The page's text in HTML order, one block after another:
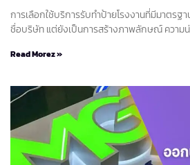
การเลือกใช้บริการรับทำป้ายโรงงานที่มีมาตรฐ
ชื่อบริษัท แต่ยังเป็นการสร้างภาพลักษณ์ ความน่
Read Morez »